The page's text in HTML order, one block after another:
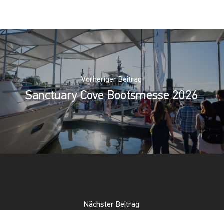
Vorheriger Beitrag
Sanctuary Cove Bootsmesse 2026
Nächster Beitrag